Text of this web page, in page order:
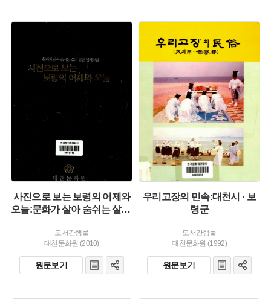
사진으로 보는 보령의 어제와
오늘:문화가 살아 숨쉬는 살기 좋은 만세보령
도서간행물
대천문화원 (2010)
원문보기
유형 :
생산 :
우리고장의 민속:대천시 · 보
령군
도서간행물
대천문화원 (1992)
원문보기